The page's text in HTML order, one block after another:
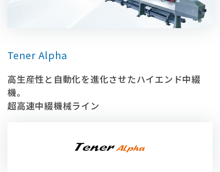
Tener Alpha
⾼⽣産性と⾃動化を進化させたハイエンド中綴
機。
超⾼速中綴機械ライン